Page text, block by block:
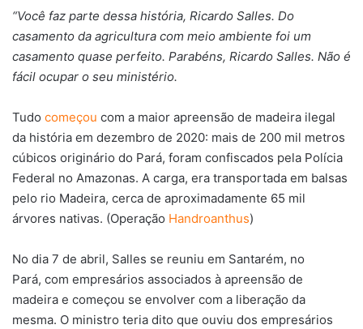
“Você faz parte dessa história, Ricardo Salles. Do
casamento da agricultura com meio ambiente foi um
casamento quase perfeito. Parabéns, Ricardo Salles. Não é
fácil ocupar o seu ministério.
Tudo começou com a maior apreensão de madeira ilegal
da história em dezembro de 2020: mais de 200 mil metros
cúbicos originário do Pará, foram confiscados pela Polícia
Federal no Amazonas. A carga, era transportada em balsas
pelo rio Madeira, cerca de aproximadamente 65 mil
árvores nativas. (Operação Handroanthus)
No dia 7 de abril, Salles se reuniu em Santarém, no
Pará, com empresários associados à apreensão de
madeira e começou se envolver com a liberação da
mesma. O ministro teria dito que ouviu dos empresários